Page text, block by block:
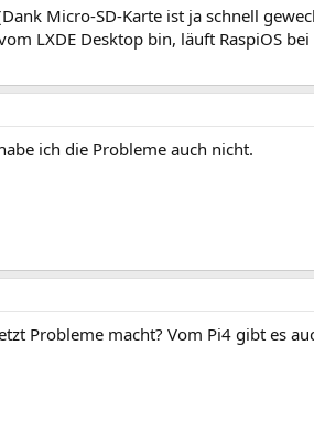
Micro-SD-Karte ist ja schnell
LXDE Desktop bin, läuft RaspiOS
ich die Probleme auch nicht.
Probleme macht? Vom Pi4 gibt es